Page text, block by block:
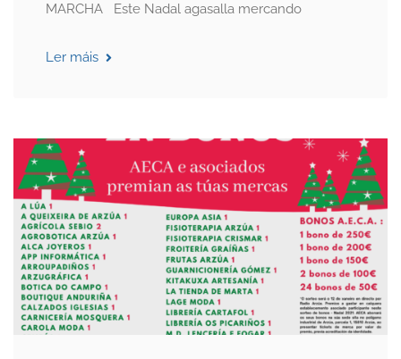
MARCHA Este Nadal agasalla mercando
Ler máis